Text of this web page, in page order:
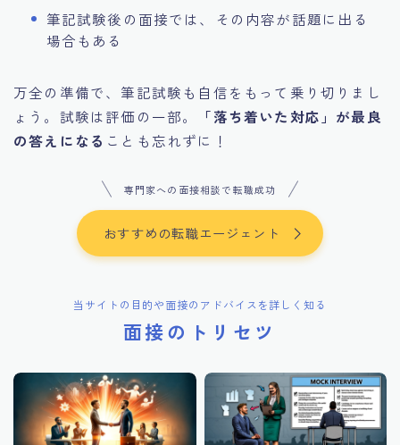
筆記試験後の面接では、その内容が話題に出る
場合もある
万全の準備で、筆記試験も自信をもって乗り切りまし
ょう。試験は評価の一部。
「落ち着いた対応」が最良
の答えになる ことも忘れずに！
専門家への面接相談で転職成功
おすすめの転職エージェント
当サイトの目的や面接のアドバイスを詳しく知る
面接のトリセツ